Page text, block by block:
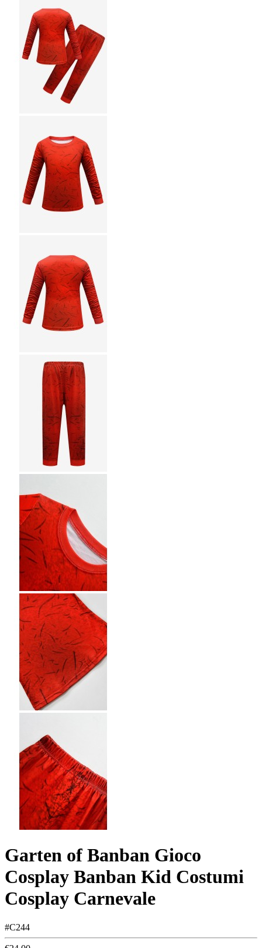
Garten of Banban Gioco
Cosplay Banban Kid Costumi
Cosplay Carnevale
#C244